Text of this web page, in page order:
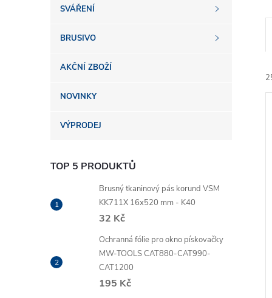
p
a
n
SVÁŘENÍ
BRUSIVO
AKČNÍ ZBOŽÍ
NOVINKY
VÝPRODEJ
TOP 5 PRODUKTŮ
Brusný tkaninový pás korund VSM
KK711X 16x520 mm - K40
32 Kč
Ochranná fólie pro okno pískovačky
MW-TOOLS CAT880-CAT990-
CAT1200
195 Kč
a